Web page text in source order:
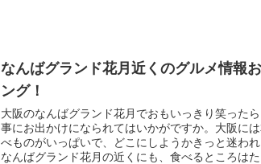
なんばグランド花月近くのグルメ情報
ング！
大阪のなんばグランド花月でおもいっきり笑った
事にお出かけになられてはいかがですか。大阪に
べものがいっぱいで、どこにしようかきっと迷われ
なんばグランド花月の近くにも、食べるところはた